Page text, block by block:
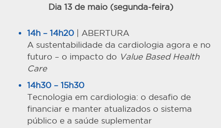
Dia 13 de maio (segunda-feira)
14h – 14h20
| ABERTURA
A sustentabilidade da cardiologia agora e no
futuro – o impacto do Value Based Health
Care
14h30 – 15h30
Tecnologia em cardiologia: o desafio de
financiar e manter atualizados o sistema
público e a saúde suplementar